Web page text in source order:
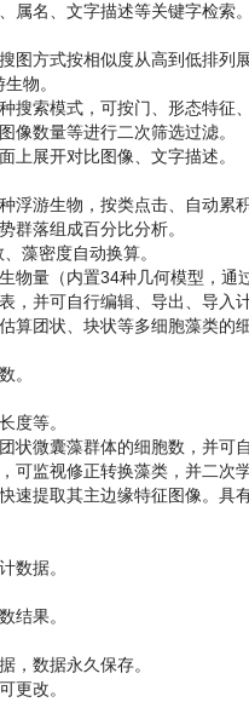
属名、文字描述等关键字检索。
图方式按相似度从高到低排列
物。
搜索模式，可按门、形态特征
像数量等进行二次筛选过滤。
上展开对比图像、文字描述。
浮游生物，按类点击、自动累积
群落组成百分比分析。
藻密度自动换算。
物量（内置34种几何模型，通
，并可自行编辑、导出、导入计
算团状、块状等多细胞藻类
。
度等。
状微囊藻群体的细胞数，并可
可监视修正转换藻类，并二次
速提取其主边缘特征图像。
数据。
结果。
，数据永久保存。
更改。